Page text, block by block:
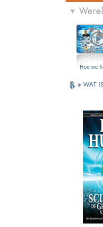
▼
Hoe we
» WAT